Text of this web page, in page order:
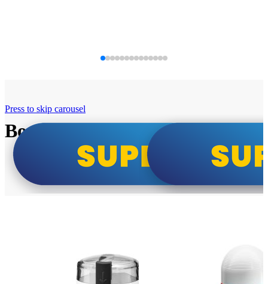
Bosch super cene
Press to skip carousel